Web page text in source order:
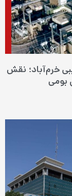
ترکیبی خرم‌آباد؛ نقش
بومی